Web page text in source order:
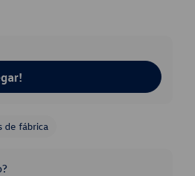
de fábrica